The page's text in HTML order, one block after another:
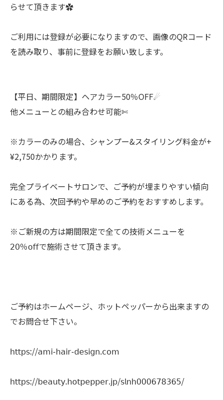
らせて頂きます✿
ご利用には登録が必要になりますので、画像のQRコード
を読み取り、事前に登録をお願い致します。
【平日、期間限定】ヘアカラー50％OFF☄︎
他メニューとの組み合わせ可能✄
※カラーのみの場合、シャンプー&スタイリング料金が+
¥2,750かかります。
完全プライベートサロンで、ご予約が埋まりやすい傾向
にある為、次回予約や早めのご予約をおすすめします。
※ご新規の方は期間限定で全ての技術メニューを
𝟤𝟢％𝗈𝖿𝖿で施術させて頂きます。
ご予約はホームページ、ホットペッパーから出来ますの
でお問合せ下さい。
𝗁𝗍𝗍𝗉𝗌://𝖺𝗆𝗂-𝗁𝖺𝗂𝗋-𝖽𝖾𝗌𝗂𝗀𝗇.𝖼𝗈𝗆
𝗁𝗍𝗍𝗉𝗌://𝖻𝖾𝖺𝗎𝗍𝗒.𝗁𝗈𝗍𝗉𝖾𝗉𝗉𝖾𝗋.𝗃𝗉/𝗌𝗅𝗇𝗁𝟢𝟢𝟢𝟨𝟩𝟪𝟥𝟨𝟧/